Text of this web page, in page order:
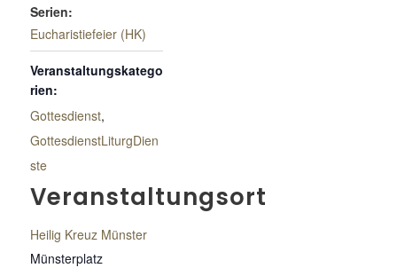
Serien:
Eucharistiefeier (HK)
Veranstaltungskatego
rien:
Gottesdienst,
GottesdienstLiturgDien
ste
Veranstaltungsort
Heilig Kreuz Münster
Münsterplatz